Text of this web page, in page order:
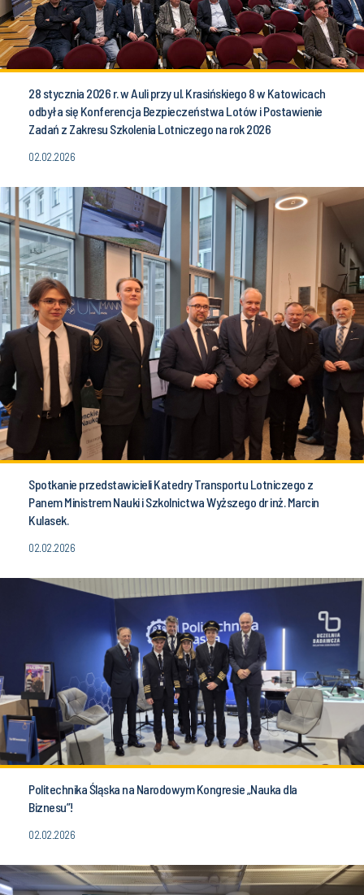
28 stycznia 2026 r. w Auli przy ul. Krasińskiego 8 w Katowicach
odbyła się Konferencja Bezpieczeństwa Lotów i Postawienie
Zadań z Zakresu Szkolenia Lotniczego na rok 2026
02.02.2026
Spotkanie przedstawicieli Katedry Transportu Lotniczego z
Panem Ministrem Nauki i Szkolnictwa Wyższego dr inż. Marcin
Kulasek.
02.02.2026
Politechnika Śląska na Narodowym Kongresie „Nauka dla
Biznesu”!
02.02.2026